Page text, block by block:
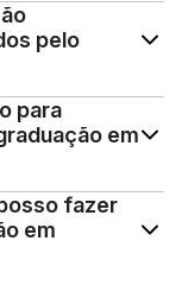
pelo
para
em
fazer
em